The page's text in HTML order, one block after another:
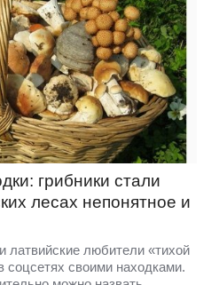
грибники стали
лесах непонятное и
латвийские любители «тихой
соцсетях своими находками.